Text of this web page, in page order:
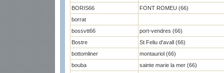
BORIS66
FONT ROMEU (66)
borrat
bossvtt66
port-vendres (66)
Bostre
St Feliu d'avall (66)
bottomliner
montauriol (66)
bouba
sainte marie la mer (66)